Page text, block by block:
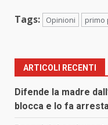
Tags: Opinioni primo
ARTICOLI RECENTI
Difende la madre
blocca e lo fa